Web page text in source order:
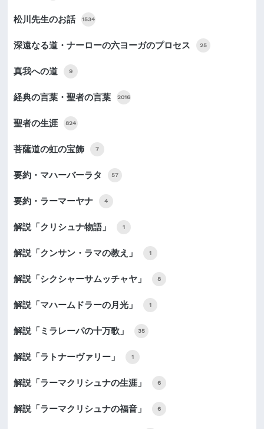
松川先生のお話 1534
深遠なる道・ナーローの六ヨーガのプロセス 25
真我への道 9
経典の言葉・聖者の言葉 2016
聖者の生涯 824
菩薩道の虹の宝飾 7
要約・マハーバーラタ 57
要約・ラーマーヤナ 4
解説「クリシュナ物語」 1
解説「クンサン・ラマの教え」 1
解説「シクシャーサムッチャヤ」 8
解説「マハームドラーの月光」 1
解説「ミラレーパの十万歌」 35
解説「ラトナーヴァリー」 1
解説「ラーマクリシュナの生涯」 6
解説「ラーマクリシュナの福音」 6